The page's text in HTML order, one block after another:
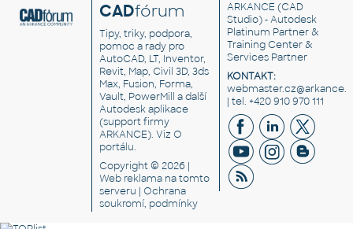
CADfórum
Tipy, triky, podpora,
pomoc a rady pro
AutoCAD, LT, Inventor,
Revit, Map, Civil 3D, 3ds
Max, Fusion, Forma,
Vault, PowerMill a další
Autodesk aplikace
(support firmy
ARKANCE). VizO
portálu.
Copyright © 2026 |
Web reklama na tomto
serveru |Ochrana
soukromí, podmínky
ARKANCE (CAD
Studio) - Autodesk
Platinum Partner &
Training Center &
Services Partner
KONTAKT:
| tel. +420 910 970 111